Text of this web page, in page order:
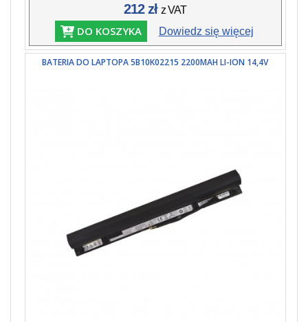
212 złz VAT
DO KOSZYKA Dowiedz się więcej
BATERIA DO LAPTOPA 5B10K02215 2200MAH LI-ION 14,4V